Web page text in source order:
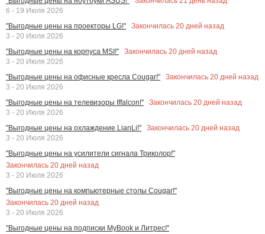
6 - 19 Июля 2026
"Выгодные цены на проекторы LG!"
Закончилась 20 дней назад
3 - 20 Июля 2026
"Выгодные цены на корпуса MSI!"
Закончилась 20 дней назад
3 - 20 Июля 2026
"Выгодные цены на офисные кресла Cougar!"
Закончилась 20 дней назад
3 - 20 Июля 2026
"Выгодные цены на телевизоры Iffalcon!"
Закончилась 20 дней назад
3 - 20 Июля 2026
"Выгодные цены на охлаждение LianLi!"
Закончилась 20 дней назад
3 - 20 Июля 2026
"Выгодные цены на усилители сигнала Триколор!"
Закончилась 20 дней назад
3 - 20 Июля 2026
"Выгодные цены на компьютерные столы Cougar!"
Закончилась 20 дней назад
3 - 20 Июля 2026
"Выгодные цены на подписки MyBook и Литрес!"